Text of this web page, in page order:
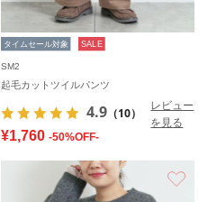
タイムセール対象 SALE
SM2
起毛カットツイルパンツ
4.9 （10）
レビュー
を見る
¥1,760 -50%OFF-